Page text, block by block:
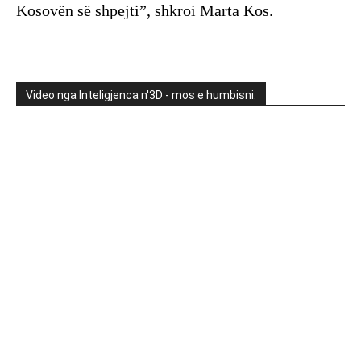
Kosovën së shpejti”, shkroi Marta Kos.
Video nga Inteligjenca n'3D - mos e humbisni: